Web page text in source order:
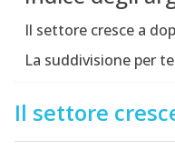
Il settore cresce a
La suddivisione per
Il settore